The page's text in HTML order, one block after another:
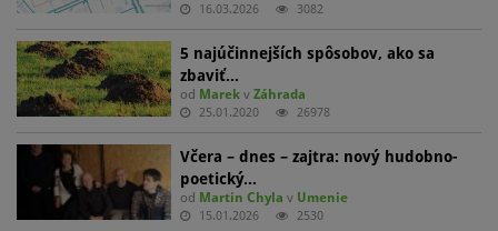
16.03.2026 3082
5 najúčinnejších spôsobov, ako sa
zbaviť…
od Marek vZáhrada
25.01.2020 26978
Včera – dnes – zajtra: nový hudobno-
poetický…
od Martin Chyla v Umenie
15.01.2026 2530